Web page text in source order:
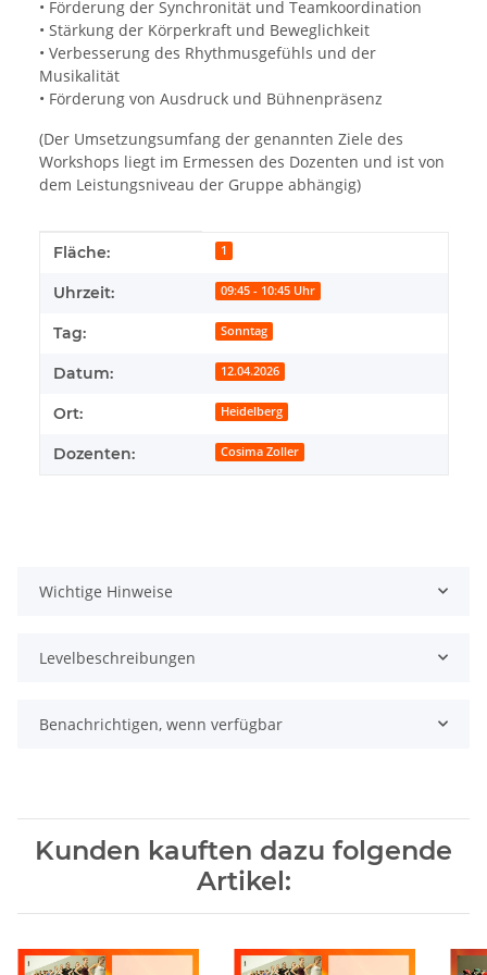
• Förderung der Synchronität und Teamkoordination
• Stärkung der Körperkraft und Beweglichkeit
• Verbesserung des Rhythmusgefühls und der
Musikalität
• Förderung von Ausdruck und Bühnenpräsenz
(Der Umsetzungsumfang der genannten Ziele des
Workshops liegt im Ermessen des Dozenten und ist von
dem Leistungsniveau der Gruppe abhängig)
Produkteigenschaft
Wert
Fläche: 1
Uhrzeit: 09:45 - 10:45 Uhr
Tag: Sonntag
Datum: 12.04.2026
Ort: Heidelberg
Dozenten: Cosima Zoller
Wichtige Hinweise
Levelbeschreibungen
Benachrichtigen, wenn verfügbar
Kunden kauften dazu folgende
Artikel: